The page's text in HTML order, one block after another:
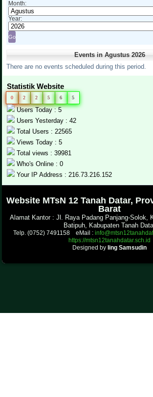
Month:
Year:
Events in Agustus 2026
There are no events scheduled during this period.
Statistik Website
0 2 2 5 6 5
Users Today : 5
Users Yesterday : 42
Total Users : 22565
Views Today : 5
Total views : 39981
Who's Online : 0
Your IP Address : 216.73.216.152
Website MTsN 12 Tanah Datar,
Barat
Alamat Kantor : Jl. Raya Padang Panjang-Solok,
Batipuh, Kabupaten Tanah
Telp. (0752) 7491158 eMail :
https://mtsn12tanahdatar.sch.id
Designed by Iing Samsudin